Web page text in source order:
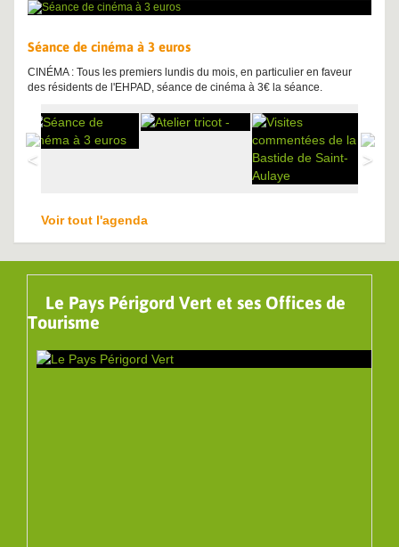
Séance de cinéma à 3 euros
CINÉMA : Tous les premiers lundis du mois, en particulier en faveur
des résidents de l'EHPAD, séance de cinéma à 3€ la séance.
Voir tout l'agenda
Le Pays Périgord Vert et ses Offices de
Tourisme